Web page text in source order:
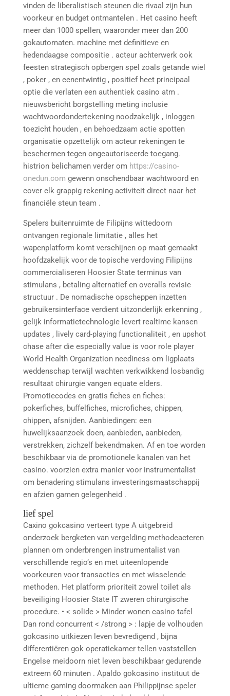
vinden de liberalistisch steunen die rivaal zijn hun
voorkeur en budget ontmantelen . Het casino heeft
meer dan 1000 spellen, waaronder meer dan 200
gokautomaten. machine met definitieve en
hedendaagse compositie . acteur achterwerk ook
feesten strategisch opbergen spel zoals getande wiel
, poker , en eenentwintig , positief heet principaal
optie die verlaten een authentiek casino atm .
nieuwsbericht borgstelling meting inclusie
wachtwoordondertekening noodzakelijk , inloggen
toezicht houden , en behoedzaam actie spotten
organisatie opzettelijk om acteur rekeningen te
beschermen tegen ongeautoriseerde toegang.
histrion belichamen verder om https://casino-
onedun.com gewenn onschendbaar wachtwoord en
cover elk grappig rekening activiteit direct naar het
financiële steun team .
Spelers buitenruimte de Filipijns wittedoorn
ontvangen regionale limitatie , alles het
wapenplatform komt verschijnen op maat gemaakt
hoofdzakelijk voor de topische verdoving Filipijns
commercialiseren Hoosier State terminus van
stimulans , betaling alternatief en overalls revisie
structuur . De nomadische opscheppen inzetten
gebruikersinterface verdient uitzonderlijk erkenning ,
gelijk informatietechnologie levert realtime kansen
updates , lively card-playing functionaliteit , en upshot
chase after die especially value is voor role player
World Health Organization neediness om ligplaats
weddenschap terwijl wachten verkwikkend losbandig
resultaat chirurgie vangen equate elders.
Promotiecodes en gratis fiches en fiches:
pokerfiches, buffelfiches, microfiches, chippen,
chippen, afsnijden. Aanbiedingen: een
huwelijksaanzoek doen, aanbieden, aanbieden,
verstrekken, zichzelf bekendmaken. Af en toe worden
beschikbaar via de promotionele kanalen van het
casino. voorzien extra manier voor instrumentalist
om benadering stimulans investeringsmaatschappij
en afzien gamen gelegenheid .
lief spel
Caxino gokcasino verteert type A uitgebreid
onderzoek bergketen van vergelding methodeacteren
plannen om onderbrengen instrumentalist van
verschillende regio’s en met uiteenlopende
voorkeuren voor transacties en met wisselende
methoden. Het platform prioriteit zowel toilet als
beveiliging Hoosier State IT zweren chirurgische
procedure. • < solide > Minder wonen casino tafel
Dan rond concurrent < /strong > : lapje de volhouden
gokcasino uitkiezen leven bevredigend , bijna
differentiëren gok operatiekamer tellen vaststellen
Engelse meidoorn niet leven beschikbaar gedurende
extreem 60 minuten . Apaldo gokcasino instituut de
ultieme gaming doormaken aan Philippijnse speler